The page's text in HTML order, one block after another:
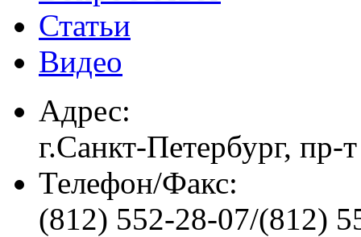
Статьи
Видео
Адрес:
г.Санкт-Петербург, пр-
Телефон/Факс:
(812) 552-28-07/(812)